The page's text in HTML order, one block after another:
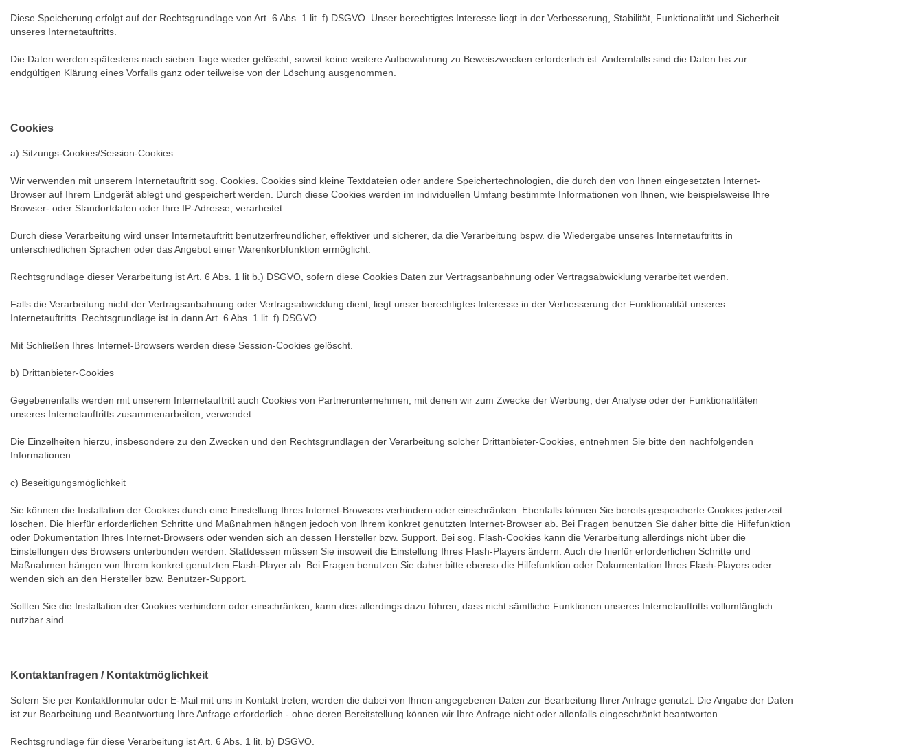
Diese Speicherung erfolgt auf der Rechtsgrundlage von Art. 6 Abs. 1 lit. f) DSGVO. Unser berechtigtes Interesse liegt in der Verbesserung, Stabilität, Funktionalität und Sicherheit
unseres Internetauftritts.
Die Daten werden spätestens nach sieben Tage wieder gelöscht, soweit keine weitere Aufbewahrung zu Beweiszwecken erforderlich ist. Andernfalls sind die Daten bis zur
endgültigen Klärung eines Vorfalls ganz oder teilweise von der Löschung ausgenommen.
Cookies
a) Sitzungs-Cookies/Session-Cookies
Wir verwenden mit unserem Internetauftritt sog. Cookies. Cookies sind kleine Textdateien oder andere Speichertechnologien, die durch den von Ihnen eingesetzten Internet-
Browser auf Ihrem Endgerät ablegt und gespeichert werden. Durch diese Cookies werden im individuellen Umfang bestimmte Informationen von Ihnen, wie beispielsweise Ihre
Browser- oder Standortdaten oder Ihre IP-Adresse, verarbeitet.
Durch diese Verarbeitung wird unser Internetauftritt benutzerfreundlicher, effektiver und sicherer, da die Verarbeitung bspw. die Wiedergabe unseres Internetauftritts in
unterschiedlichen Sprachen oder das Angebot einer Warenkorbfunktion ermöglicht.
Rechtsgrundlage dieser Verarbeitung ist Art. 6 Abs. 1 lit b.) DSGVO, sofern diese Cookies Daten zur Vertragsanbahnung oder Vertragsabwicklung verarbeitet werden.
Falls die Verarbeitung nicht der Vertragsanbahnung oder Vertragsabwicklung dient, liegt unser berechtigtes Interesse in der Verbesserung der Funktionalität unseres
Internetauftritts. Rechtsgrundlage ist in dann Art. 6 Abs. 1 lit. f) DSGVO.
Mit Schließen Ihres Internet-Browsers werden diese Session-Cookies gelöscht.
b) Drittanbieter-Cookies
Gegebenenfalls werden mit unserem Internetauftritt auch Cookies von Partnerunternehmen, mit denen wir zum Zwecke der Werbung, der Analyse oder der Funktionalitäten
unseres Internetauftritts zusammenarbeiten, verwendet.
Die Einzelheiten hierzu, insbesondere zu den Zwecken und den Rechtsgrundlagen der Verarbeitung solcher Drittanbieter-Cookies, entnehmen Sie bitte den nachfolgenden
Informationen.
c) Beseitigungsmöglichkeit
Sie können die Installation der Cookies durch eine Einstellung Ihres Internet-Browsers verhindern oder einschränken. Ebenfalls können Sie bereits gespeicherte Cookies jederzeit
löschen. Die hierfür erforderlichen Schritte und Maßnahmen hängen jedoch von Ihrem konkret genutzten Internet-Browser ab. Bei Fragen benutzen Sie daher bitte die Hilfefunktion
oder Dokumentation Ihres Internet-Browsers oder wenden sich an dessen Hersteller bzw. Support. Bei sog. Flash-Cookies kann die Verarbeitung allerdings nicht über die
Einstellungen des Browsers unterbunden werden. Stattdessen müssen Sie insoweit die Einstellung Ihres Flash-Players ändern. Auch die hierfür erforderlichen Schritte und
Maßnahmen hängen von Ihrem konkret genutzten Flash-Player ab. Bei Fragen benutzen Sie daher bitte ebenso die Hilfefunktion oder Dokumentation Ihres Flash-Players oder
wenden sich an den Hersteller bzw. Benutzer-Support.
Sollten Sie die Installation der Cookies verhindern oder einschränken, kann dies allerdings dazu führen, dass nicht sämtliche Funktionen unseres Internetauftritts vollumfänglich
nutzbar sind.
Kontaktanfragen / Kontaktmöglichkeit
Sofern Sie per Kontaktformular oder E-Mail mit uns in Kontakt treten, werden die dabei von Ihnen angegebenen Daten zur Bearbeitung Ihrer Anfrage genutzt. Die Angabe der Daten
ist zur Bearbeitung und Beantwortung Ihre Anfrage erforderlich - ohne deren Bereitstellung können wir Ihre Anfrage nicht oder allenfalls eingeschränkt beantworten.
Rechtsgrundlage für diese Verarbeitung ist Art. 6 Abs. 1 lit. b) DSGVO.